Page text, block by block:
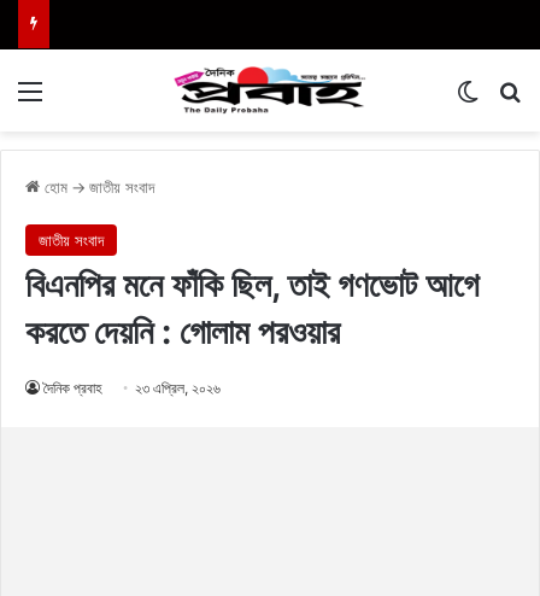
হোম → জাতীয় সংবাদ
জাতীয় সংবাদ
বিএনপির মনে ফাঁকি ছিল, তাই গণভোট আগে
করতে দেয়নি : গোলাম পরওয়ার
দৈনিক প্রবাহ ২৩ এপ্রিল, ২০২৬